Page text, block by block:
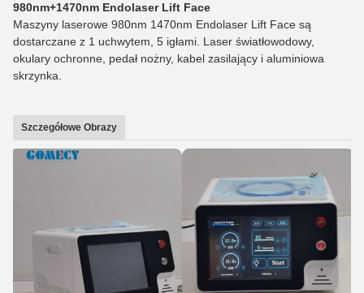
980nm+1470nm Endolaser Lift Face
Maszyny laserowe 980nm 1470nm Endolaser Lift Face są
dostarczane z 1 uchwytem, 5 igłami. Laser światłowodowy,
okulary ochronne, pedał nożny, kabel zasilający i aluminiowa
skrzynka.
Szczegółowe Obrazy